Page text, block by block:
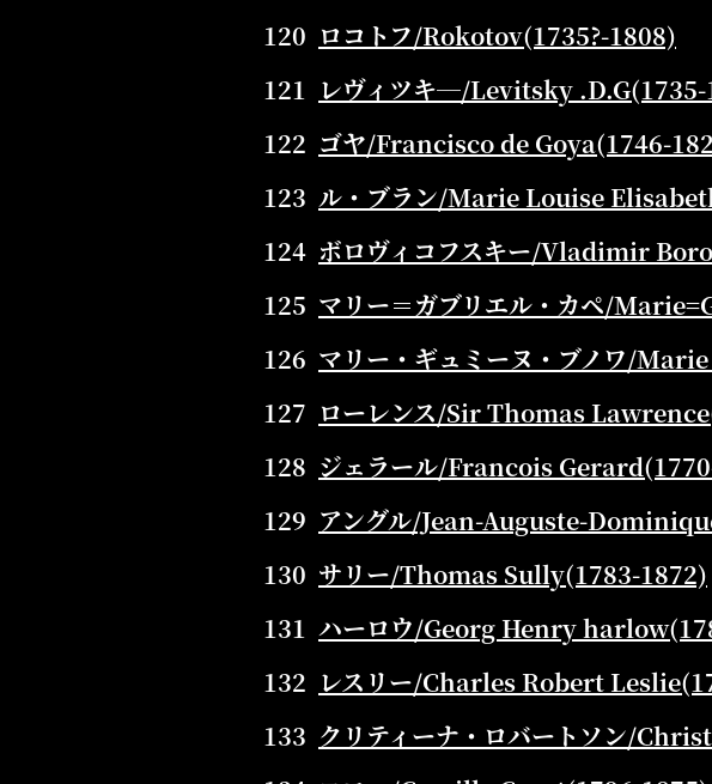
120 ロコトフ/Rokotov(1735?-1808)
121 レヴィツキ―/Levitsky
122 ゴヤ/Francisco de Goya(1746-
123 ル・ブラン/Marie Louise
124 ボロヴィコフスキー/Vladimir
125 マリー＝ガブリエル・カペ/
126 マリー・ギュミーヌ・ブノワ/
127 ローレンス/Sir Thomas
128 ジェラール/Francois
129 アングル/Jean-Auguste-
130 サリー/Thomas Sully(1783-1872)
131 ハーロウ/Georg Henry
132 レスリー/Charles Robert
133 クリティーナ・ロバートソン/